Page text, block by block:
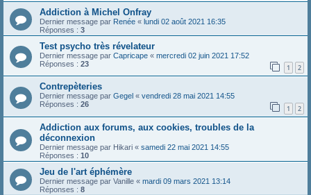
Addiction à Michel Onfray
Dernier message par Renée « lundi 02 août 2021 16:35
Réponses : 3
Test psycho très révelateur
Dernier message par Capricape « mercredi 02 juin 2021 17:52
Réponses : 23 1 2
Contrepèteries
Dernier message par Gegel « vendredi 28 mai 2021 14:55
Réponses : 26 1 2
Addiction aux forums, aux cookies, troubles de la
déconnexion
Dernier message par Hikari « samedi 22 mai 2021 14:55
Réponses : 10
Jeu de l'art éphémère
Dernier message par Vanille « mardi 09 mars 2021 13:14
Réponses : 8